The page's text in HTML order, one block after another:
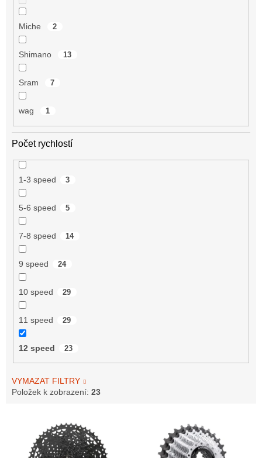
Miche 2
Shimano 13
Sram 7
wag 1
Počet rychlostí
1-3 speed 3
5-6 speed 5
7-8 speed 14
9 speed 24
10 speed 29
11 speed 29
12 speed 23
VYMAZAT FILTRY
Položek k zobrazení: 23